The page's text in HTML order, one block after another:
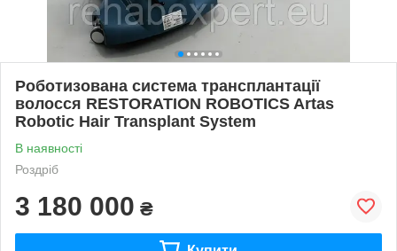
Роботизована система трансплантації
волосся RESTORATION ROBOTICS Artas
Robotic Hair Transplant System
В наявності
Роздріб
3 180 000 ₴